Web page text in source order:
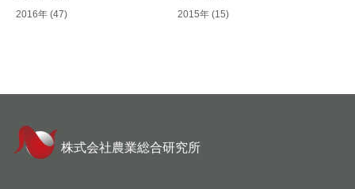
2016年 (47) 2015年 (15)
株式会社農業総合研究所